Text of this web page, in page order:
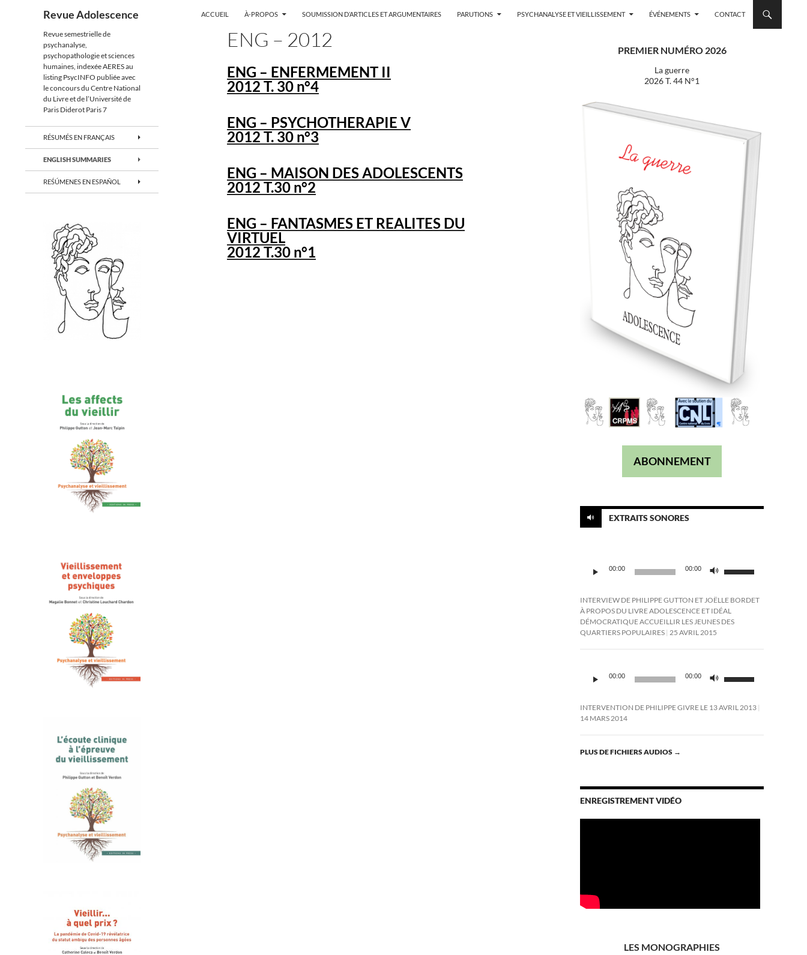
Revue Adolescence
ACCUEIL
À-PROPOS SOUMISSION D’ARTICLES ET ARGUMENTAIRES PARUTIONS PSYCHANALYSE ET VIEILLISSEMENT ÉVÉNEMENTS CONTACT
ENG – 2012
ENG – ENFERMEMENT II
2012 T. 30 n°4
ENG – PSYCHOTHERAPIE V
2012 T. 30 n°3
ENG – MAISON DES ADOLESCENTS
2012 T.30 n°2
ENG – FANTASMES ET REALITES DU
VIRTUEL
2012 T.30 n°1
PREMIER NUMÉRO 2026
La guerre
2026 T. 44 N°1
ABONNEMENT
EXTRAITS SONORES
audio
00:00 00:00
les
haut/bas
pour
augmenter
le
INTERVIEW DE PHILIPPE GUTTON ET JOËLLE BORDET
À PROPOS DU LIVRE ADOLESCENCE ET IDÉAL
DÉMOCRATIQUE ACCUEILLIR LES JEUNES DES
QUARTIERS POPULAIRES 25 AVRIL 2015
audio
00:00 00:00
les
haut/bas
ou
INTERVENTION DE PHILIPPE GIVRE LE 13 AVRIL 2013
14 MARS 2014
PLUS DE FICHIERS AUDIOS →
ENREGISTREMENT VIDÉO
LES MONOGRAPHIES
Revue semestrielle de
psychanalyse,
psychopathologie et sciences
humaines, indexée AERES au
listing PsycINFO publiée avec
le concours du Centre National
du Livre et de l’Université de
Paris Diderot Paris 7
RÉSUMÉS EN FRANÇAIS
ENGLISH SUMMARIES
REŚÚMENES EN ESPAÑOL